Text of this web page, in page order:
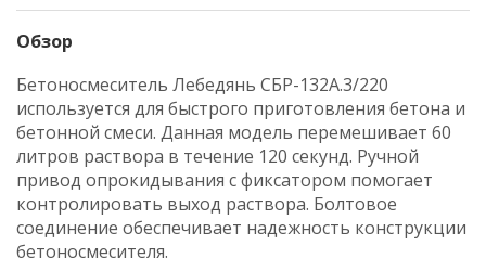
Обзор
Бетоносмеситель Лебедянь СБР-132А.3/220
используется для быстрого приготовления бетона и
бетонной смеси. Данная модель перемешивает 60
литров раствора в течение 120 секунд. Ручной
привод опрокидывания с фиксатором помогает
контролировать выход раствора. Болтовое
соединение обеспечивает надежность конструкции
бетоносмесителя.